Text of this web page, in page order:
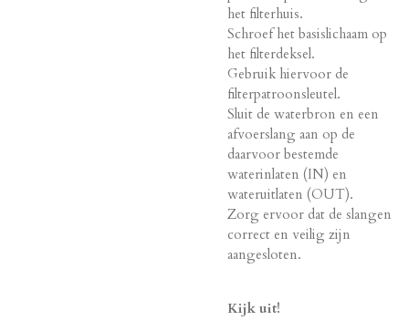
het filterhuis.
Schroef het basislichaam op
het filterdeksel.
Gebruik hiervoor de
filterpatroonsleutel.
Sluit de waterbron en een
afvoerslang aan op de
daarvoor bestemde
waterinlaten (IN) en
wateruitlaten (OUT).
Zorg ervoor dat de slangen
correct en veilig zijn
aangesloten.
Kijk uit!